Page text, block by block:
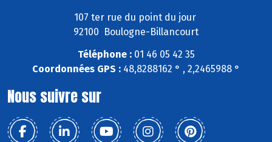
107 ter rue du point du jour
92100 Boulogne-Billancourt
Téléphone :01 46 05 42 35
Coordonnées GPS : 48,8288162 ° , 2,2465988 °
Nous suivre sur